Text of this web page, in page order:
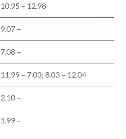
10.95 – 12.98
9.07 –
7.08 –
11.99 – 7.03; 8.03 – 12.04
2.10 –
1.99 –